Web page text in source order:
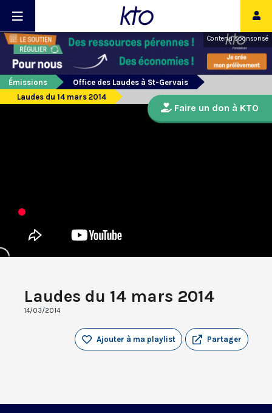
Contenu sponsorisé
Émissions
Office des Laudes à St-Gervais
Laudes du 14 mars 2014
Laudes du 14 mars 2014
14/03/2014
Partager
Ajouter à ma playlist
Faire un don à KTO